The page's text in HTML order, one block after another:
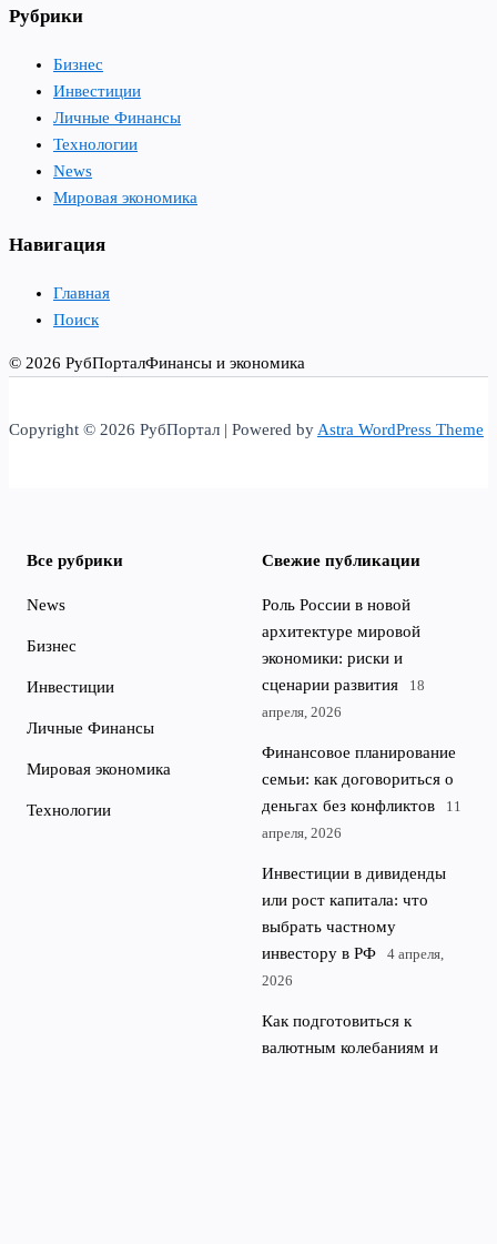
Рубрики
Бизнес
Инвестиции
Личные Финансы
Технологии
News
Мировая экономика
Навигация
Главная
Поиск
© 2026 РубПорталФинансы и экономика
Copyright © 2026 РубПортал | Powered by Astra WordPress Theme
Все рубрики
News
Бизнес
Инвестиции
Личные Финансы
Мировая экономика
Технологии
Свежие публикации
Роль России в новой
архитектуре мировой
экономики: риски и
сценарии развития
18
апреля, 2026
Финансовое планирование
семьи: как договориться о
деньгах без конфликтов
11
апреля, 2026
Инвестиции в дивиденды
или рост капитала: что
выбрать частному
инвестору в РФ
4 апреля,
2026
Как подготовиться к
валютным колебаниям и